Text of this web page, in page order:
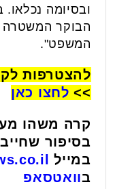
ובסיומה
הבוקר המשטרה
המשפט".
להצטרפות
>> לחצו כאן
קרה משהו
בסיפור
במייל
בוואטסאפ